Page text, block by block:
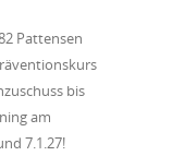
Pattensen
bis
am
7.1.27!